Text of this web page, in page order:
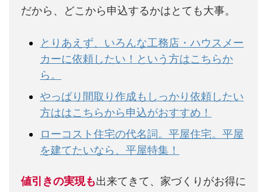
だから、どこから申込するかはとても大事。
とりあえず、いろんな工務店・ハウスメー
カーに依頼したい！という方はこちらか
ら。
やっぱり間取り作成もしっかり依頼したい
方ははこちらから申込がおすすめ！
ローコスト住宅の代名詞。平屋住宅。平屋
を建てたいなら、平屋特集！
値引きの実現も出来てきて、家づくりがお得に